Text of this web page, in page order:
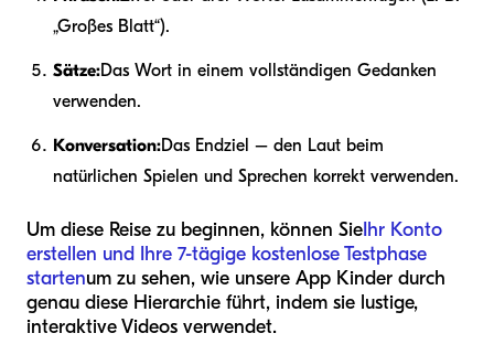
„Großes Blatt“).
Sätze:Das Wort in einem vollständigen Gedanken
verwenden.
Konversation:Das Endziel – den Laut beim
natürlichen Spielen und Sprechen korrekt verwenden.
Um diese Reise zu beginnen, können Sie Ihr Konto
erstellen und Ihre 7-tägige kostenlose Testphase
startenum zu sehen, wie unsere App Kinder durch
genau diese Hierarchie führt, indem sie lustige,
interaktive Videos verwendet.